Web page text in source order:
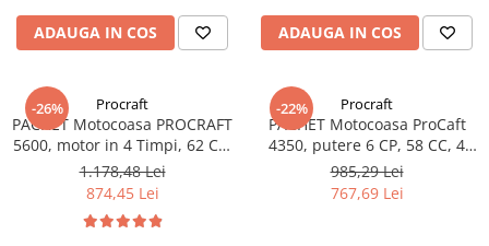
Storcatoare de fructe
ADAUGA IN COS ADAUGA IN COS
-26% Procraft
PACHET Motocoasa PROCRAFT
5600, motor in 4 Timpi, 62 CC,
putere 7.5 CP + 4 moduri de
taiere, 5 accesorii + Cultivator
pentru motocoasa, 28 mm*9
caneluri
1.178,48 Lei
874,45 Lei
-22% Procraft
PACHET Motocoasa ProCaft
4350, putere 6 CP, 58 CC, 4
sisteme de taiere, 5 accesorii
+ Cultivator 28mm / 9
caneluri, pentru motocoasa
985,29 Lei
767,69 Lei